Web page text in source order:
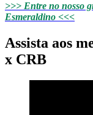
>>> Entre no nosso
Esmeraldino <<<
Assista aos
x CRB